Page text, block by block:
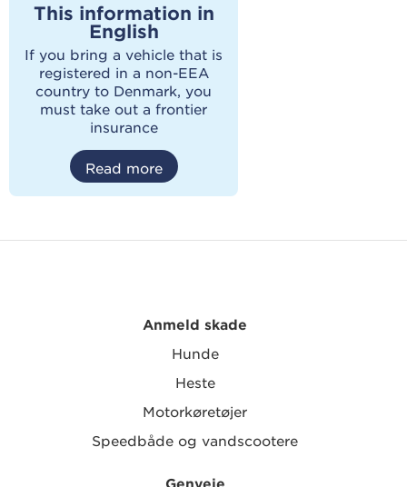
This information in
English
If you bring a vehicle that is
registered in a non-EEA
country to Denmark, you
must take out a frontier
insurance
Read more
Anmeld skade
Hunde
Heste
Motorkøretøjer
Speedbåde og vandscootere
Genveje